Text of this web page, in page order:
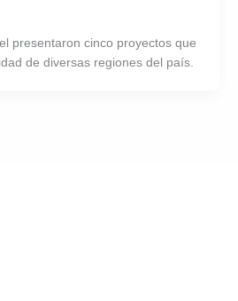
presentaron cinco proyectos que
de diversas regiones del país.